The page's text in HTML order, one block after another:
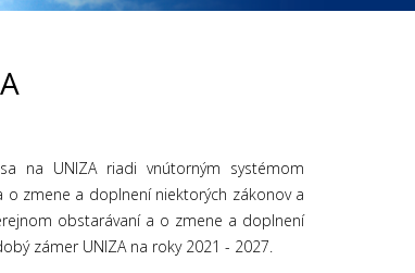
na UNIZA riadi vnútorným systémom
o zmene a doplnení niektorých zákonov a
obstarávaní a o zmene a doplnení
zámer UNIZA na roky 2021 - 2027.